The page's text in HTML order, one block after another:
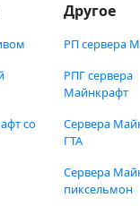
со
Другое
РП сервера
РПГ сервера
Майнкрафт
Сервера
ГТА
Сервера
пиксельмон